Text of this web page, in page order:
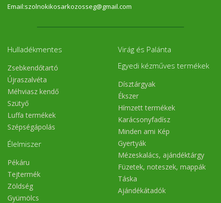
Email:szolnokikosarkozosseg@gmail.com
Hulladékmentes
Zsebkendőtartó
Újraszalvéta
Méhviasz kendő
Szütyő
Luffa termékek
Szépségápolás
Élelmiszer
Pékáru
Tejtermék
Zöldség
Gyümölcs
Virág és Palánta
Egyedi kézműves termékek
Dísztárgyak
Ékszer
Hímzett termékek
Karácsonyfadísz
Minden ami Kép
Gyertyák
Mézeskalács, ajándéktárgy
Füzetek, noteszek, mappák
Táska
Ajándékátadók